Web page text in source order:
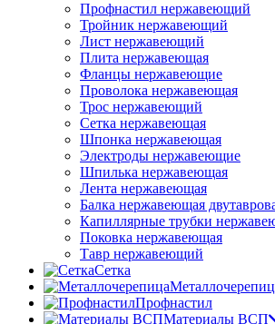
Профнастил нержавеющий
Тройник нержавеющий
Лист нержавеющий
Плита нержавеющая
Фланцы нержавеющие
Проволока нержавеющая
Трос нержавеющий
Сетка нержавеющая
Шпонка нержавеющая
Электроды нержавеющие
Шпилька нержавеющая
Лента нержавеющая
Балка нержавеющая
Капиллярные трубки
Поковка нержавеющая
Тавр нержавеющий
Сетка
Профнастил
Материалы ВСП